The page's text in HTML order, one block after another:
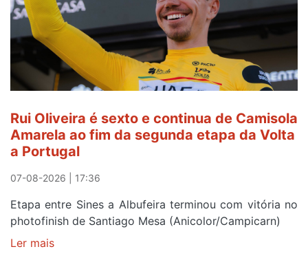
gaiense
Rui
Oliveira
após
quinto
lugar
Beja
e
Elvas
Rui Oliveira é sexto e continua de Camisola
Amarela ao fim da segunda etapa da Volta
a Portugal
07-08-2026 | 17:36
Etapa entre Sines a Albufeira terminou com vitória no
photofinish de Santiago Mesa (Anicolor/Campicarn)
Ler mais